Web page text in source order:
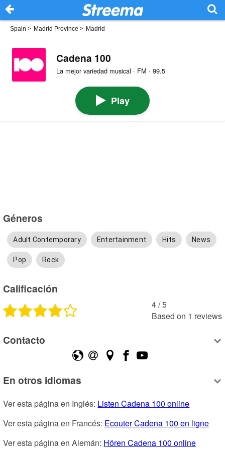
Spain > Madrid Province > Madrid
Cadena 100
La mejor variedad musical · FM · 99.5
Play
Géneros
Adult Contemporary Entertainment Hits News
Pop Rock
Calificación
4 /5
Based on 1 reviews
Contacto
En otros idiomas
Ver esta página en Inglés: Listen Cadena 100 online
Ver esta página en Francés: Ecouter Cadena 100 en ligne
Ver esta página en Alemán: Hören Cadena 100 online